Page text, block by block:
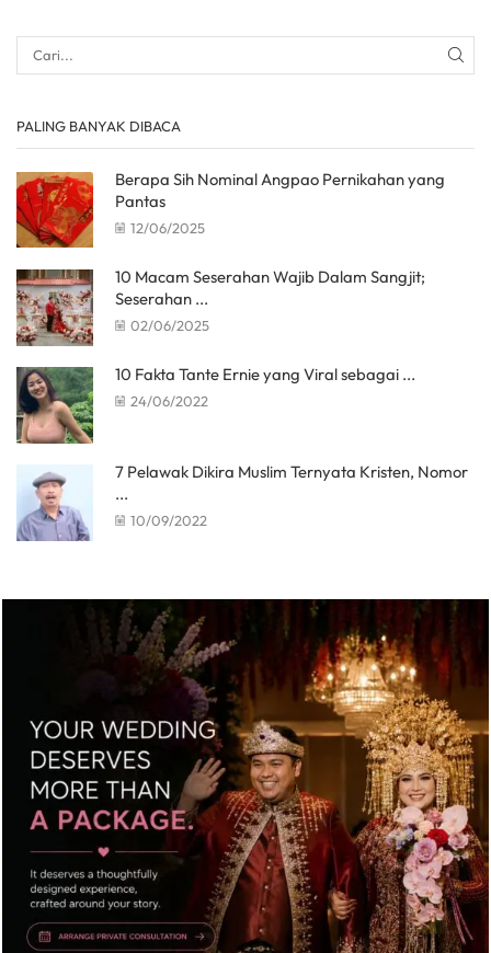
PALING BANYAK DIBACA
Berapa Sih Nominal Angpao Pernikahan yang
Pantas
12/06/2025
10 Macam Seserahan Wajib Dalam Sangjit;
Seserahan ...
02/06/2025
10 Fakta Tante Ernie yang Viral sebagai ...
24/06/2022
7 Pelawak Dikira Muslim Ternyata Kristen, Nomor
...
10/09/2022